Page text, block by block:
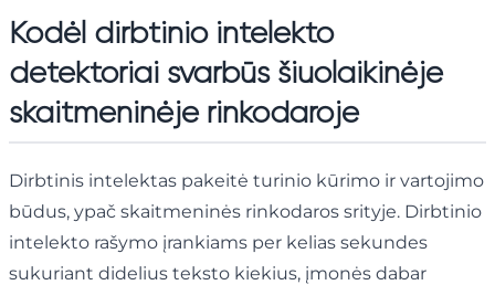
Kodėl dirbtinio intelekto
detektoriai svarbūs šiuolaikinėje
skaitmeninėje rinkodaroje
Dirbtinis intelektas pakeitė turinio kūrimo ir vartojimo
būdus, ypač skaitmeninės rinkodaros srityje. Dirbtinio
intelekto rašymo įrankiams per kelias sekundes
sukuriant didelius teksto kiekius, įmonės dabar